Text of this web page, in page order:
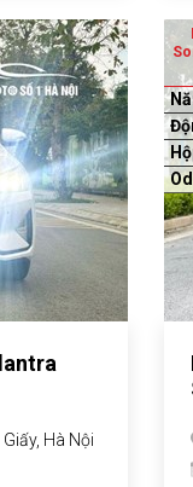
Hà Nội